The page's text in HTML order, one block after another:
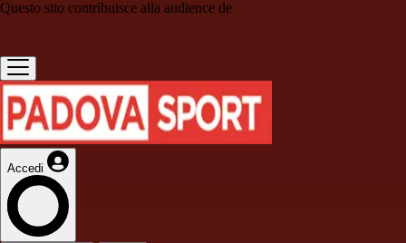
Questo sito contribuisce alla audience de
Accedi